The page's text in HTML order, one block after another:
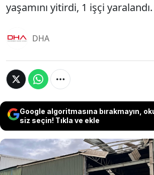
yaşamını yitirdi, 1 işçi yaralandı.
DHA
Google algoritmasına bırakmayın,
siz seçin! Tıkla ve ekle